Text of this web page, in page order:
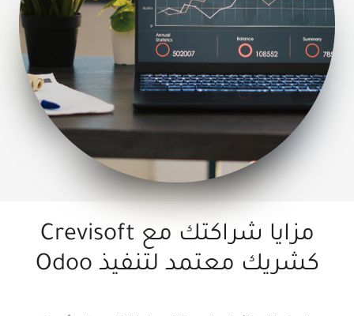
مزايا شراكتك مع Crevisoft
كشريك معتمد لتنفيذ Odoo